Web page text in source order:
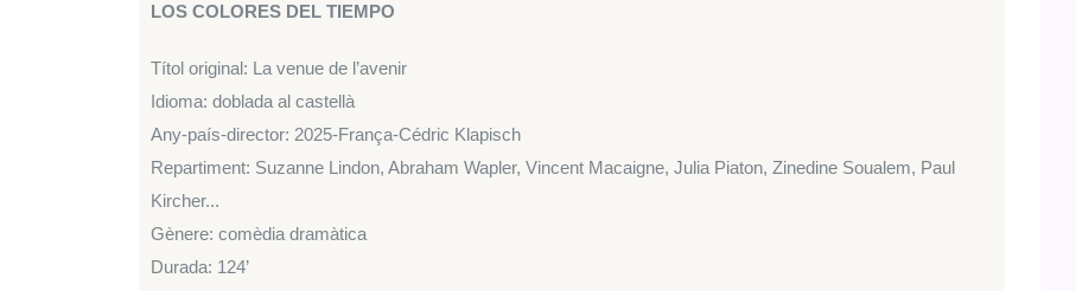
LOS COLORES DEL TIEMPO
Títol original: La venue de l’avenir
Idioma: doblada al castellà
Any-país-director: 2025-França-Cédric Klapisch
Repartiment: Suzanne Lindon, Abraham Wapler, Vincent Macaigne, Julia Piaton, Zinedine Soualem, Paul
Kircher...
Gènere: comèdia dramàtica
Durada: 124’